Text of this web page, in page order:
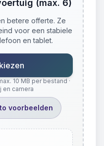
(max. 6)
betere offerte. Ze
voor een stabiele
en tablet.
10 MB per bestand ·
en camera
voorbeelden